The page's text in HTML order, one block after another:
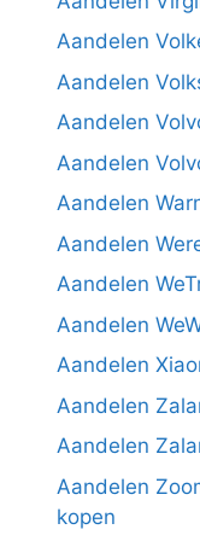
Aandelen
Aandelen
Aandelen
Aandelen
Aandelen
Aandelen
Aandelen
Aandelen
Aandelen
Aandelen
Aandelen
Aandelen
kopen